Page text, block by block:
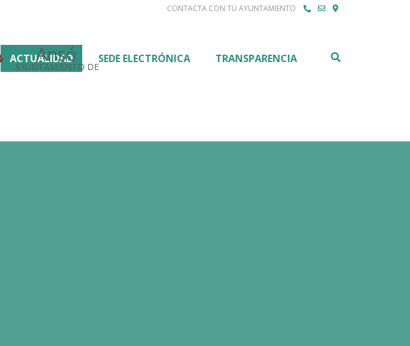
CONTACTA CON TU AYUNTAMIENTO
Ansó
AYUNTAMIENTO DE
ACTUALIDAD SEDE ELECTRÓNICA TRANSPARENCIA